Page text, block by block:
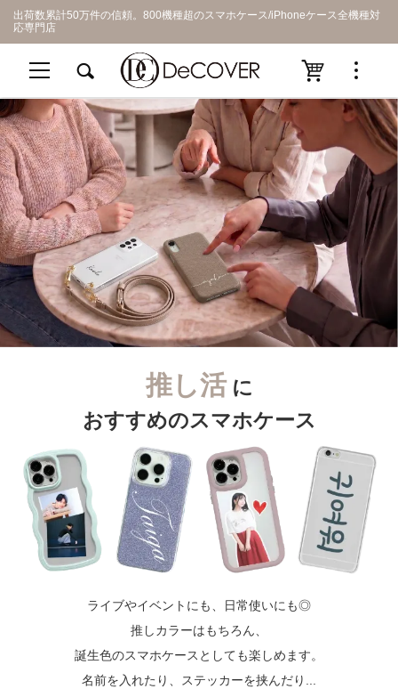
出荷数累計50万件の信頼。800機種超のスマホケース/iPhoneケース全機種対
応専門店
推し活に
おすすめのスマホケース
ライブやイベントにも、日常使いにも◎
推しカラーはもちろん、
誕生色のスマホケースとしても楽しめます。
名前を入れたり、ステッカーを挟んだり...